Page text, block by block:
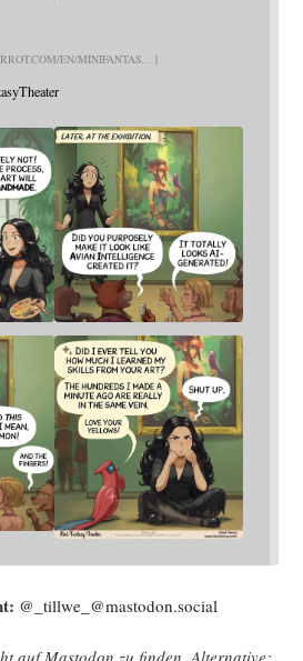
EN/MINIFANTAS
@_tillwe_@mastodon.social